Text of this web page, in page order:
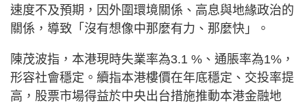
速度不及預期，因外圍環境關係、高息與地緣政治的
關係，導致「沒有想像中那麼有力、那麼快」。
陳茂波指，本港現時失業率為3.1 %、通脹率為1%，
形容社會穩定。續指本港樓價在年底穩定、交投率提
高，股票市場得益於中央出台措施推動本港金融地